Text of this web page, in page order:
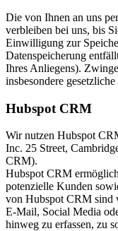
Die von Ihnen an uns
verbleiben bei uns, bis
Einwilligung zur
Datenspeicherung
Ihres Anliegens).
insbesondere
Hubspot CRM
Wir nutzen Hubspot
Inc. 25 Street,
CRM).
Hubspot CRM
potenzielle Kunden
von Hubspot CRM sind
E-Mail, Social Media
hinweg zu erfassen, zu